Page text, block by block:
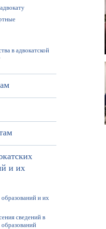
в адвокатской
и их
образований и их
сведений в
образований